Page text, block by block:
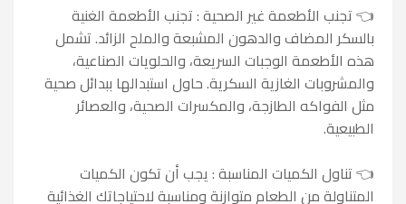
👈تجنب الأطعمة غير الصحية : تجنب الأطعمة الغنية
بالسكر المضاف والدهون المشبعة والملح الزائد. تشمل
هذه الأطعمة الوجبات السريعة، والحلويات الصناعية،
والمشروبات الغازية السكرية. حاول استبدالها ببدائل صحية
مثل الفواكه الطازجة، والمكسرات الصحية، والعصائر
الطبيعية.
👈تناول الكميات المناسبة : يجب أن تكون الكميات
المتناولة من الطعام متوازنة ومناسبة لاحتياجاتك الغذائية